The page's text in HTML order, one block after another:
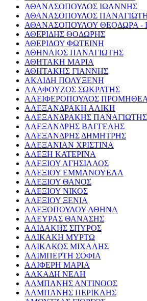
ΑΘΑΝΑΣΟΠΟΥΛΟΣ ΙΩΑΝΝΗΣ
ΑΘΑΝΑΣΟΠΟΥΛΟΣ
ΑΘΑΝΑΣΟΠΟΥΛΟΥ ΘΕΟΔΩΡΑ -
ΑΘΕΡΙΔΗΣ ΘΟΔΩΡΗΣ
ΑΘΕΡΙΔΟΥ ΦΩΤΕΙΝΗ
ΑΘΗΝΑΙΟΣ ΠΑΝΑΓΙΩΤΗΣ
ΑΘΗΤΑΚΗ ΜΑΡΙΑ
ΑΘΗΤΑΚΗΣ ΓΙΑΝΝΗΣ
ΑΚΛΙΔΗ ΠΟΛΥΞΕΝΗ
ΑΛΑΦΟΥΖΟΣ ΣΩΚΡΑΤΗΣ
ΑΛΕΙΦΕΡΟΠΟΥΛΟΣ
ΑΛΕΞΑΝΔΡΑΚΗ ΑΛΙΚΗ
ΑΛΕΞΑΝΔΡΑΚΗΣ ΠΑΝΑΓΙΩΤΗΣ
ΑΛΕΞΑΝΔΡΗΣ ΒΑΓΓΕΛΗΣ
ΑΛΕΞΑΝΔΡΗΣ ΔΗΜΗΤΡΗΣ
ΑΛΕΞΑΝΙΑΝ ΧΡΙΣΤΙΝΑ
ΑΛΕΞΗ ΚΑΤΕΡΙΝΑ
ΑΛΕΞΙΟΥ ΑΓΗΣΙΛΑΟΣ
ΑΛΕΞΙΟΥ ΕΜΜΑΝΟΥΕΛΑ
ΑΛΕΞΙΟΥ ΘΑΝΟΣ
ΑΛΕΞΙΟΥ ΝΙΚΟΣ
ΑΛΕΞΙΟΥ ΞΕΝΙΑ
ΑΛΕΞΟΠΟΥΛΟΥ ΑΘΗΝΑ
ΑΛΕΥΡΑΣ ΘΑΝΑΣΗΣ
ΑΛΙΔΑΚΗΣ ΣΠΥΡΟΣ
ΑΛΙΚΑΚΗ ΜΥΡΤΩ
ΑΛΙΚΑΚΟΣ ΜΙΧΑΛΗΣ
ΑΛΙΜΠΕΡΤΗ ΣΟΦΙΑ
ΑΛΙΦΕΡΗ ΜΑΡΙΑ
ΑΛΚΑΔΗ ΝΕΛΗ
ΑΛΜΠΑΝΗΣ ΑΝΤΙΝΟΟΣ
ΑΛΜΠΑΝΗΣ ΠΕΡΙΚΛΗΣ